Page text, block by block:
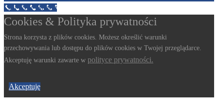
Call Now Button
Cookies & Polityka prywatności
Strona korzysta z plików cookies. Możesz określić warunki
przechowywania lub dostępu do plików cookies w Twojej przeglądarce.
Akceptuję warunki zawarte w polityce prywatności.
Akceptuję